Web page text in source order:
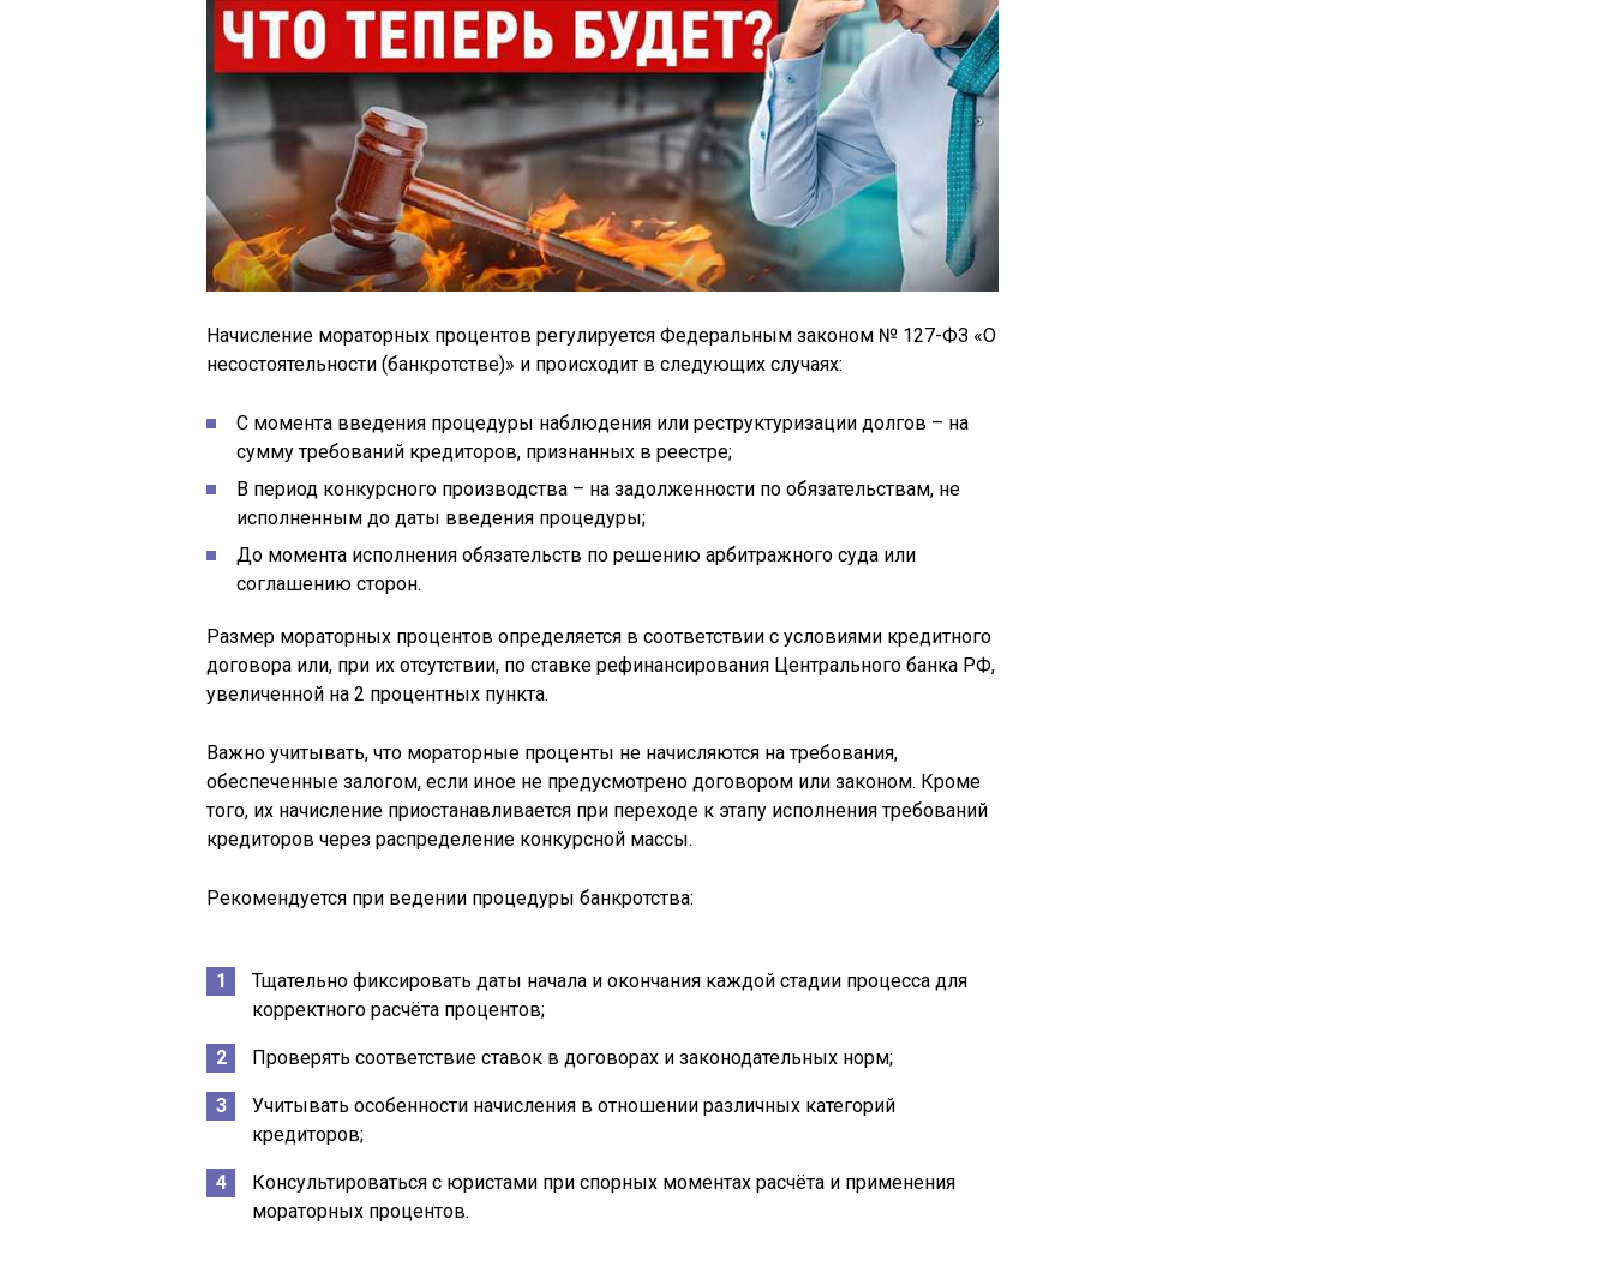
Начисление мораторных процентов регулируется Федеральным законом № 127-ФЗ «О
несостоятельности (банкротстве)» и происходит в следующих случаях:
С момента введения процедуры наблюдения или реструктуризации долгов – на
сумму требований кредиторов, признанных в реестре;
В период конкурсного производства – на задолженности по обязательствам, не
исполненным до даты введения процедуры;
До момента исполнения обязательств по решению арбитражного суда или
соглашению сторон.
Размер мораторных процентов определяется в соответствии с условиями кредитного
договора или, при их отсутствии, по ставке рефинансирования Центрального банка РФ,
увеличенной на 2 процентных пункта.
Важно учитывать, что мораторные проценты не начисляются на требования,
обеспеченные залогом, если иное не предусмотрено договором или законом. Кроме
того, их начисление приостанавливается при переходе к этапу исполнения требований
кредиторов через распределение конкурсной массы.
Рекомендуется при ведении процедуры банкротства:
Тщательно фиксировать даты начала и окончания каждой стадии процесса для
корректного расчёта процентов;
Проверять соответствие ставок в договорах и законодательных норм;
Учитывать особенности начисления в отношении различных категорий
кредиторов;
Консультироваться с юристами при спорных моментах расчёта и применения
мораторных процентов.